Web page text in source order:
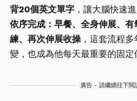
背20個英文單字 ，讓大腦快速
依序完成：早餐、全身伸展、有
練、再次伸展收操 ，這套流程
變，也成為他每天最重要的固定
廣告 - 請繼續往下閱